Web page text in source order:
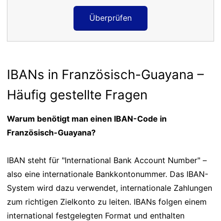
Überprüfen
IBANs in Französisch-Guayana –
Häufig gestellte Fragen
Warum benötigt man einen IBAN-Code in
Französisch-Guayana?
IBAN steht für "International Bank Account Number" –
also eine internationale Bankkontonummer. Das IBAN-
System wird dazu verwendet, internationale Zahlungen
zum richtigen Zielkonto zu leiten. IBANs folgen einem
international festgelegten Format und enthalten